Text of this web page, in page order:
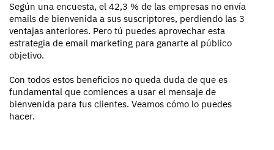
Según una encuesta, el 42,3 % de las empresas no envía
emails de bienvenida a sus suscriptores, perdiendo las 3
ventajas anteriores. Pero tú puedes aprovechar esta
estrategia de email marketing para ganarte al público
objetivo.
Con todos estos beneficios no queda duda de que es
fundamental que comiences a usar el mensaje de
bienvenida para tus clientes. Veamos cómo lo puedes
hacer.